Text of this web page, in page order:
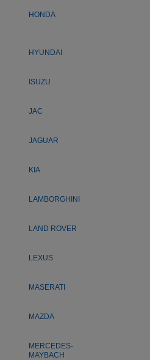
HONDA
HYUNDAI
ISUZU
JAC
JAGUAR
KIA
LAMBORGHINI
LAND ROVER
LEXUS
MASERATI
MAZDA
MERCEDES-
MAYBACH